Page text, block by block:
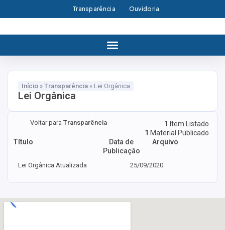
Transparência Ouvidoria
Início » Transparência » Lei Orgânica
Lei Orgânica
Voltar para Transparência 1 Item Listado
1 Material Publicado
Título
Data de
Publicação
Arquivo
Lei Orgânica Atualizada 25/09/2020